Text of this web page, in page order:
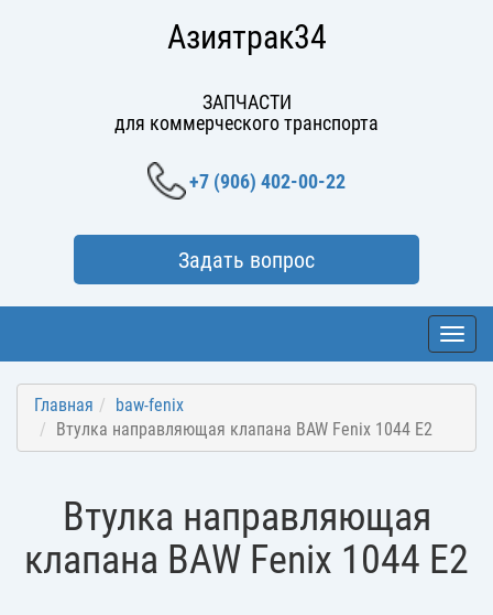
Азиятрак34
ЗАПЧАСТИ
для коммерческого транспорта
+7 (906) 402-00-22
Задать вопрос
Главная
baw-fenix
Втулка направляющая клапана BAW Fenix 1044 E2
Втулка направляющая
клапана BAW Fenix 1044 E2